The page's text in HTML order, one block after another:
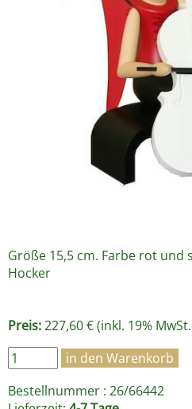
Größe 15,5 cm. Farbe rot und
Hocker
Preis:227,60 € (inkl. 19%
Bestellnummer : 26/66442